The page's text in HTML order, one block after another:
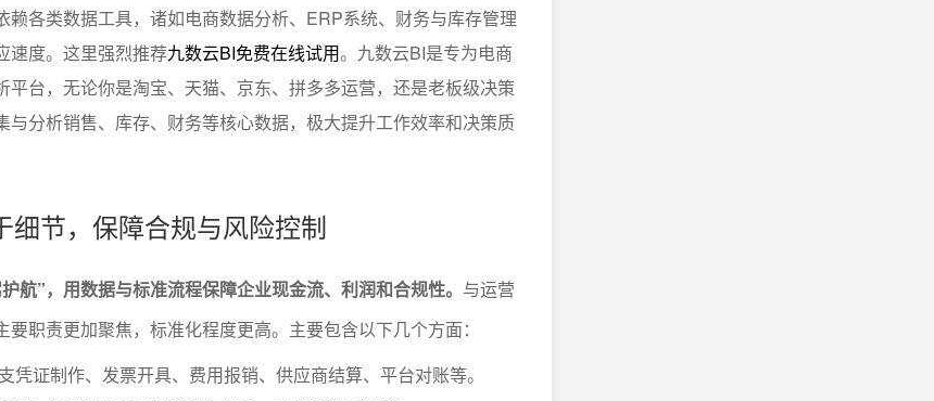
赖各类数据工具，诸如电商数据分析、ERP系统、财务与库存管理
速度。这里强烈推荐九数云BI免费在线试用。九数云BI是专为电商
平台，无论你是淘宝、天猫、京东、拼多多运营，还是老板级决策
与分析销售、库存、财务等核心数据，极大提升工作效率和决策质
细节，保障合规与风险控制
航”，用数据与标准流程保障企业现金流、利润和合规性。 与运营
职责更加聚焦，标准化程度更高。主要包含以下几个方面：
凭证制作、发票开具、费用报销、供应商结算、平台对账等。